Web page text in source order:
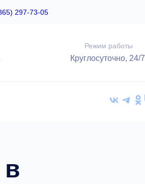
297-73-05
Режим работы
Круглосуточно, 24/7